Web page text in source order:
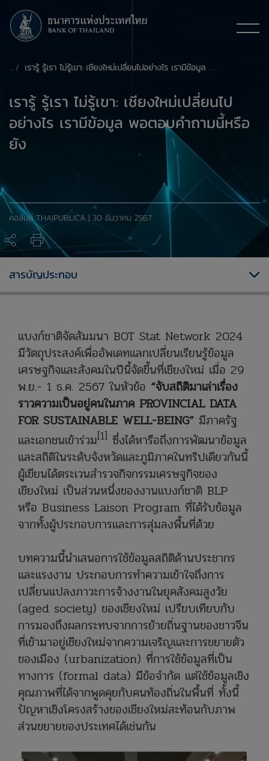
เรารู้ รู้เรา ไม่รู้เขา: เชียงใหม่เปลี่ยนไปอย่างไร เรามีข้อมูล พอตอบคำถามนี้หรือยัง
เรารู้ รู้เรา ไม่รู้เขา: เชียงใหม่เปลี่ยนไป
อย่างไร เรามีข้อมูล พอตอบคำถามนี้หรือ
ยัง
คอลัมน์ THAIPUBLICA | 30 ธันวาคม 2567
แบงก์ชาติจัดสัมมนา BOT Stat Network 2024
มีวัตถุประสงค์เพื่ออัพเดทแลกเปลี่ยนเรียนรู้ข้อมูล
เศรษฐกิจและสังคมในปีนี้จัดขี้นที่เชียงใหม่ เมื่อ 29
พ.ย.- 1 ธ.ค. 2567 ในหัวข้อ “จับสถิติมาเล่าเรื่อง
ราวความเป็นอยู่คนในภาค PROVINCIAL DATA
FOR SUSTAINABLE WELL-BEING” มีภาครัฐ
และเอกชนเข้าร่วม[1] ซึ่งได้หารือถึงการพัฒนาข้อมูล
และสถิติในระดับจังหวัดและภูมิภาคในทริปเดียวกันนี้
ผู้เขียนได้ตระเวนสำรวจกิจกรรมเศรษฐกิจของ
เชียงใหม่ เป็นส่วนหนึ่งของงานแบงก์ชาติ BLP
หรือ Business Laison Program ที่ได้รับข้อมูล
จากทั้งผู้ประกอบการและการสุ่มลงพื้นที่ด้วย
บทความนี้นำเสนอการใช้ข้อมูลสถิติด้านประชากร
และแรงงาน ประกอบการทำความเข้าใจถึงการ
เปลี่ยนแปลงภาวะการจ้างงานในยุคสังคมสูงวัย
(aged society) ของเชียงใหม่ เปรียบเทียบกับ
การมองถึงผลกระทบจากการย้ายถิ่นฐานของชาวจีน
ที่เข้ามาอยู่เชียงใหม่จากความเจริญและการขยายตัว
ของเมือง (urbanization) ที่การใช้ข้อมูลที่เป็น
ทางการ (formal data) มีข้อจำกัด แต่ใช้ข้อมูลเชิง
คุณภาพที่ได้จากพูดคุยกับคนท้องถิ่นในพื้นที่ ทั้งนี้
ปัญหาเชิงโครงสร้างของเชียงใหม่สะท้อนกับภาพ
ส่วนขยายของประเทศได้เช่นกัน
สารบัญประกอบ